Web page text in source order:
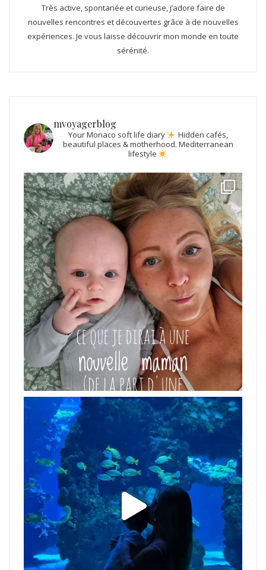
Très active, spontanée et curieuse, j’adore faire de
nouvelles rencontres et découvertes grâce à de nouvelles
expériences. Je vous laisse découvrir mon monde en toute
sérénité.
mvoyagerblog
Your Monaco soft life diary
Hidden cafés,
beautiful places & motherhood. Mediterranean
lifestyle